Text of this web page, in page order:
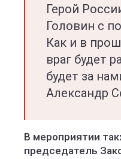
Герой
Головин с
Как и в
враг будет
будет за
Александр
В мероприятии
председатель